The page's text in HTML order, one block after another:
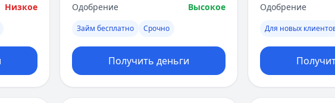
Низкое
Одобрение
Высокое
Займ бесплатно Срочно
Получить деньги
Одобрение
Для новых